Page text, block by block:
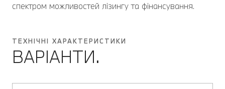
спектром можливостей лізингу та фінансування.
ТЕХНІЧНІ ХАРАКТЕРИСТИКИ
ВАРІАНТИ.